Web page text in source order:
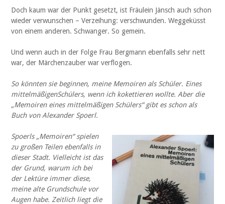
Doch kaum war der Punkt gesetzt, ist Fräulein Jänsch auch schon
wieder verwunschen – Verzeihung: verschwunden. Weggeküsst
von einem anderen. Schwanger. So gemein.
Und wenn auch in der Folge Frau Bergmann ebenfalls sehr nett
war, der Märchenzauber war verflogen.
So könnten sie beginnen, meine Memoiren als Schüler. Eines
mittelmäßigenSchülers, wenn ich kokettieren wollte. Aber die
„Memoiren eines mittelmäßigen Schülers“ gibt es schon als
Buch von Alexander Spoerl.
Spoerls „Memoiren“ spielen
zu großen Teilen ebenfalls in
dieser Stadt. Vielleicht ist das
der Grund, warum ich bei
der Lektüre immer diese,
meine alte Grundschule vor
Augen habe. Zeitlich liegt die